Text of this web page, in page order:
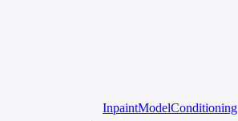
InpaintModelConditioning